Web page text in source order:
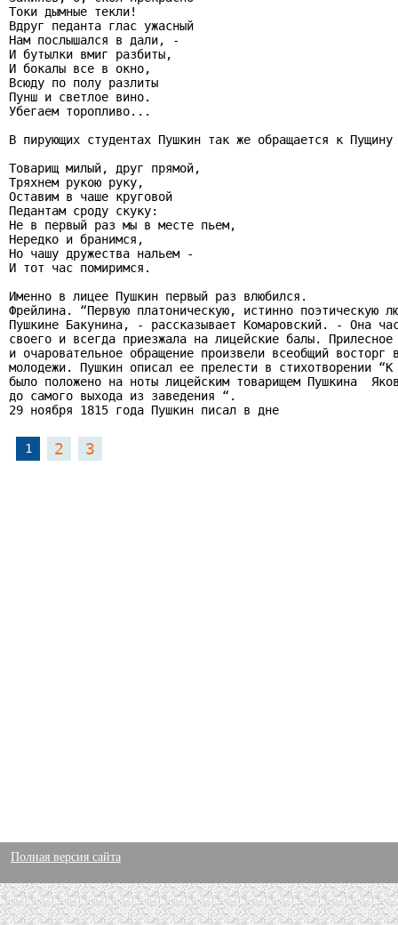
Токи дымные текли!
Вдруг педанта глас ужасный
Нам послышался в дали, -
И бутылки вмиг разбиты,
И бокалы все в окно,
Всюду по полу разлиты
Пунш и светлое вино.
Убегаем торопливо...
В пирующих студентах Пушкин так же обращается к
Товарищ милый, друг прямой,
Тряхнем рукою руку,
Оставим в чаше круговой
Педантам сроду скуку:
Не в первый раз мы в месте пьем,
Нередко и бранимся,
Но чашу дружества нальем -
И тот час помиримся.
Именно в лицее Пушкин первый раз влюбился.
Фрейлина. “Первую платоническую, истинно поэтическую
Пушкине Бакунина, - рассказывает Комаровский. - Она
своего и всегда приезжала на лицейские балы.
и очаровательное обращение произвели всеобщий восторг
молодежи. Пушкин описал ее прелести в стихотворении
было положено на ноты лицейским товарищем Пушкина
до самого выхода из заведения “.
29 ноября 1815 года Пушкин писал в дне
1 2 3
Полная версия сайта